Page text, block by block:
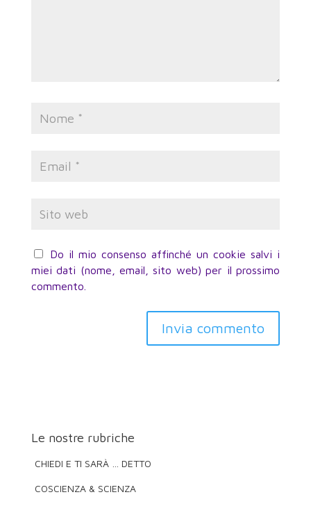
Do il mio consenso affinché un cookie salvi i
miei dati (nome, email, sito web) per il prossimo
commento.
Invia commento
Le nostre rubriche
CHIEDI E TI SARÀ … DETTO
COSCIENZA & SCIENZA